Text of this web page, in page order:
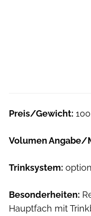
Preis/Gewicht:
Volumen Angabe/
Trinksystem:
Besonderheiten:
Hauptfach mit